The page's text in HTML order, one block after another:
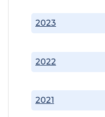
2021
2022
2023